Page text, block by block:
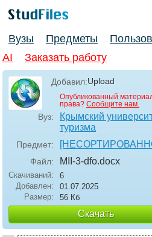
Вузы Предметы
AI
Заказать работу
Добавил:Upload
Опубликованный
права? Сообщите нам.
Вуз:
Крымский
туризма
Предмет:
Файл: MII-3-dfo.docx
Скачиваний:
6
Добавлен:
01.07.2025
Размер:
56 Кб
Скачать